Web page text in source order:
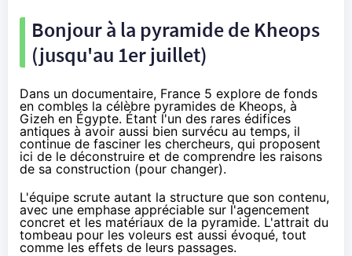
Bonjour à la pyramide de Kheops
(jusqu'au 1er juillet)
Dans un documentaire, France 5 explore de fonds
en combles la célèbre pyramides de Kheops, à
Gizeh en Égypte. Étant l'un des rares édifices
antiques à avoir aussi bien survécu au temps, il
continue de fasciner les chercheurs, qui proposent
ici de le déconstruire et de comprendre les raisons
de sa construction (pour changer).
L'équipe scrute autant la structure que son contenu,
avec une emphase appréciable sur l'agencement
concret et les matériaux de la pyramide. L'attrait du
tombeau pour les voleurs est aussi évoqué, tout
comme les effets de leurs passages.